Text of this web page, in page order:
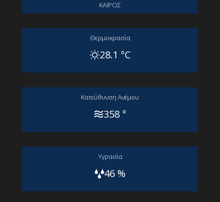
ΚΑΙΡΟΣ
Θερμοκρασία
28.1 °C
Kατεύθυνση Aνέμου
358 °
Yγρασία
46 %